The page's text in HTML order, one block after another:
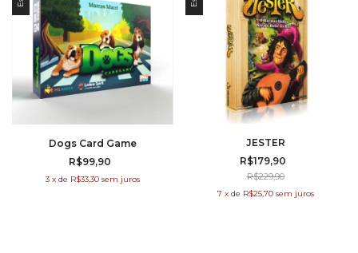
Dogs Card Game
R$99,90
3 x de R$33,30 sem juros
JESTER
R$179,90
R$229,90
7 x de R$25,70 sem juros